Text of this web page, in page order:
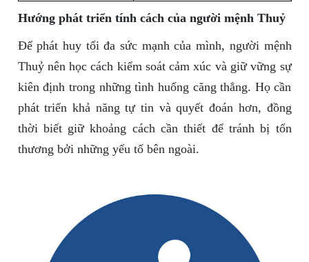
Hướng phát triển tính cách của người mệnh Thuỷ
Để phát huy tối đa sức mạnh của mình, người mệnh
Thuỷ nên học cách kiểm soát cảm xúc và giữ vững sự
kiên định trong những tình huống căng thẳng. Họ cần
phát triển khả năng tự tin và quyết đoán hơn, đồng
thời biết giữ khoảng cách cần thiết để tránh bị tổn
thương bởi những yếu tố bên ngoài.